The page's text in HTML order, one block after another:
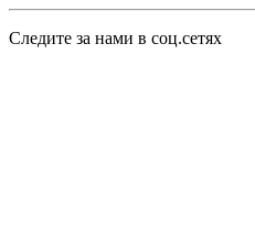
Следите за нами в соц.сетях